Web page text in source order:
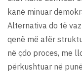
kanë minuar
Alternativa do të
qenë më afër
në çdo proces, me
përkushtuar në